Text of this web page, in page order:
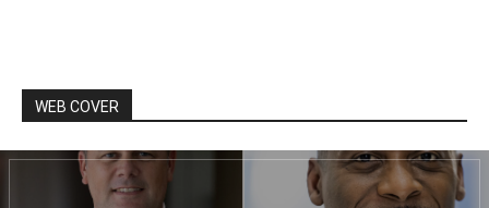
WEB COVER